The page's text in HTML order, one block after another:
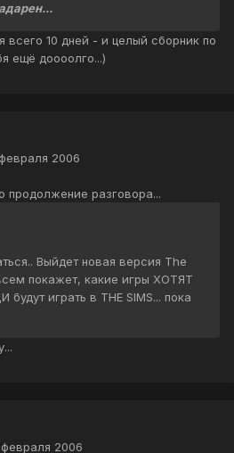
всего 10 дней - и целый сборник по
ещё доооолго...)
февраля 2006
продолжение разговора...
Выйдет новая версия The
покажет, какие игры ХОТЯТ
играть в THE SIMS... пока
февраля 2006